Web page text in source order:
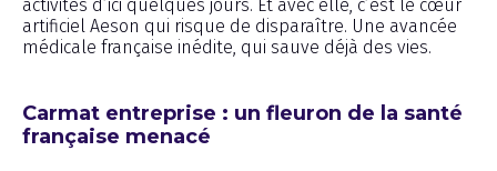
activités d’ici quelques jours. Et avec elle, c’est le cœur
artificiel Aeson qui risque de disparaître. Une avancée
médicale française inédite, qui sauve déjà des vies.
Carmat entreprise : un fleuron de la santé
française menacé